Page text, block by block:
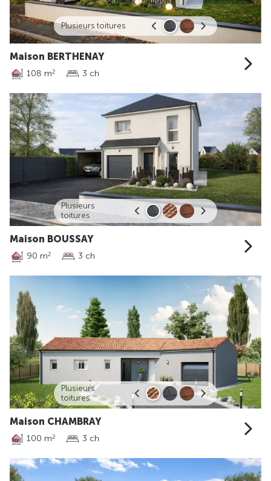
Maison BERTHENAY
108 m2 3 ch
Plusieurs toitures
Maison BOUSSAY
90 m2 3 ch
Plusieurs
toitures
Maison CHAMBRAY
100 m2 3 ch
Plusieurs
toitures